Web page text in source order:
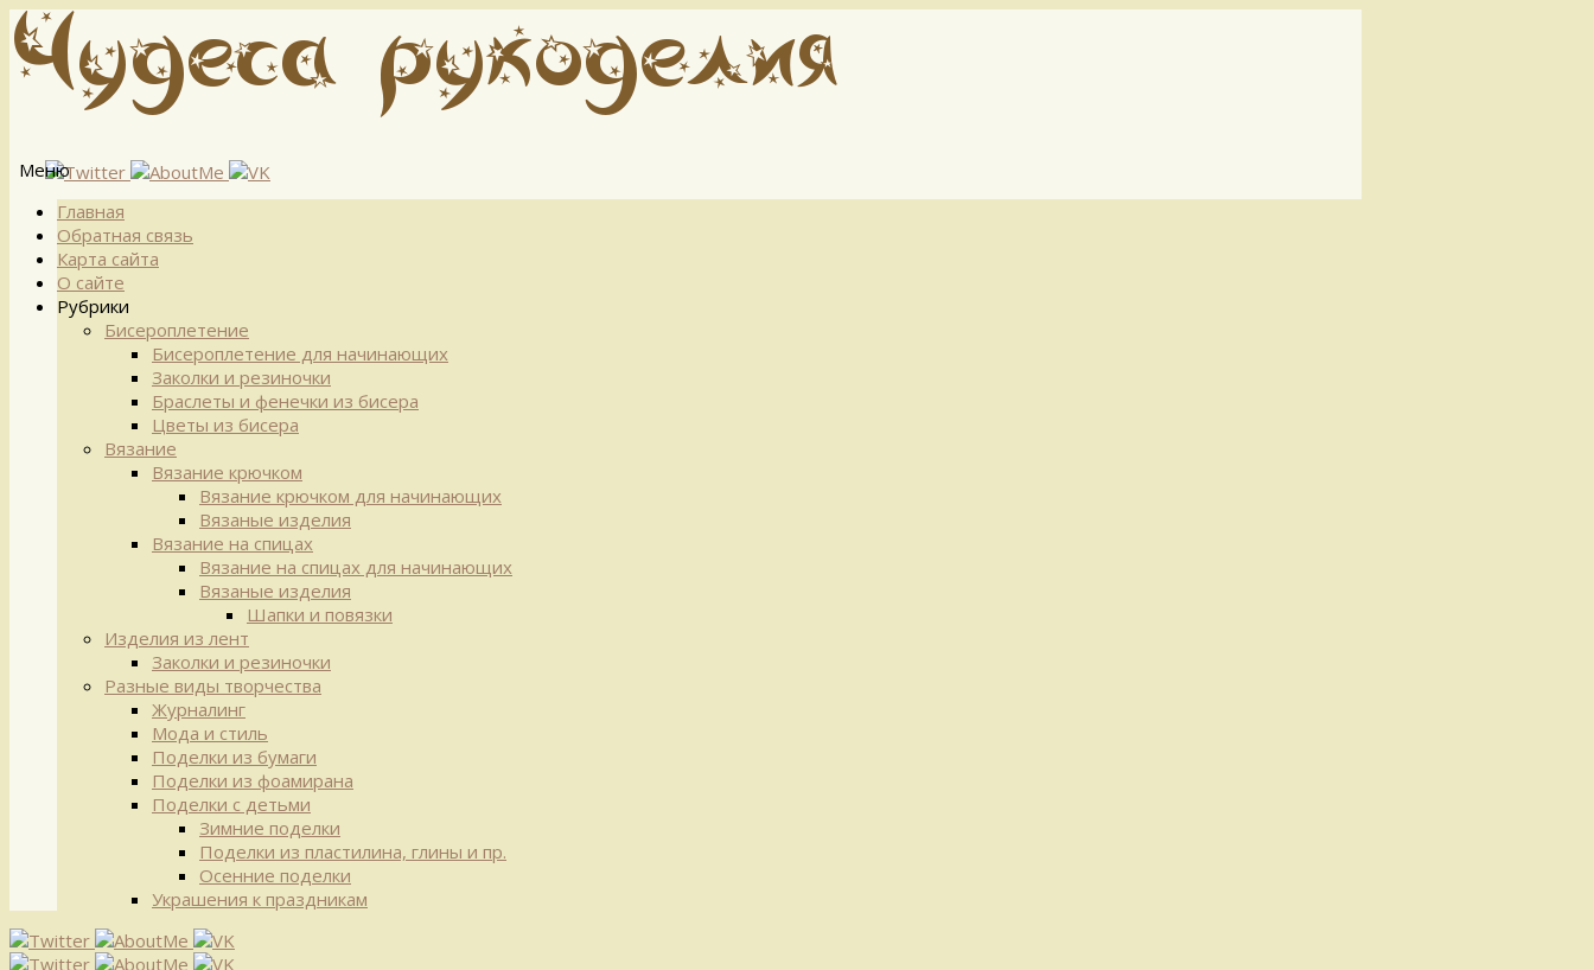
Меню
Перейти
содержимому
Главная
Обратная связь
Карта сайта
О сайте
Рубрики
Бисероплетение
Бисероплетение для начинающих
Заколки и резиночки
Браслеты и фенечки из бисера
Цветы из бисера
Вязание
Вязание крючком
Вязание крючком для начинающих
Вязаные изделия
Вязание на спицах
Вязание на спицах для начинающих
Вязаные изделия
Шапки и повязки
Изделия из лент
Заколки и резиночки
Разные виды творчества
Журналинг
Мода и стиль
Поделки из бумаги
Поделки из фоамирана
Поделки с детьми
Зимние поделки
Поделки из пластилина, глины и пр.
Осенние поделки
Украшения к праздникам